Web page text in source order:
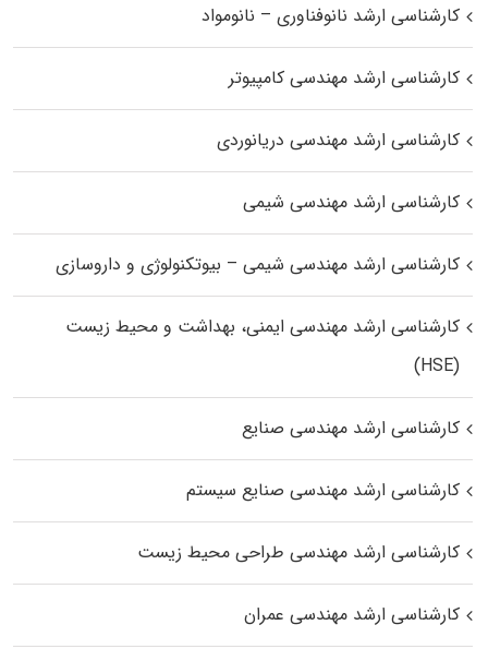
کارشناسی ارشد نانوفناوری – نانومواد
کارشناسی ارشد مهندسی کامپیوتر
کارشناسی ارشد مهندسی دریانوردی
کارشناسی ارشد مهندسی شیمی
کارشناسی ارشد مهندسی شیمی – بیوتکنولوژی و داروسازی
کارشناسی ارشد مهندسی ایمنی، بهداشت و محیط زیست
(HSE)
کارشناسی ارشد مهندسی صنایع
کارشناسی ارشد مهندسی صنایع سیستم
کارشناسی ارشد مهندسی طراحی محیط زیست
کارشناسی ارشد مهندسی عمران